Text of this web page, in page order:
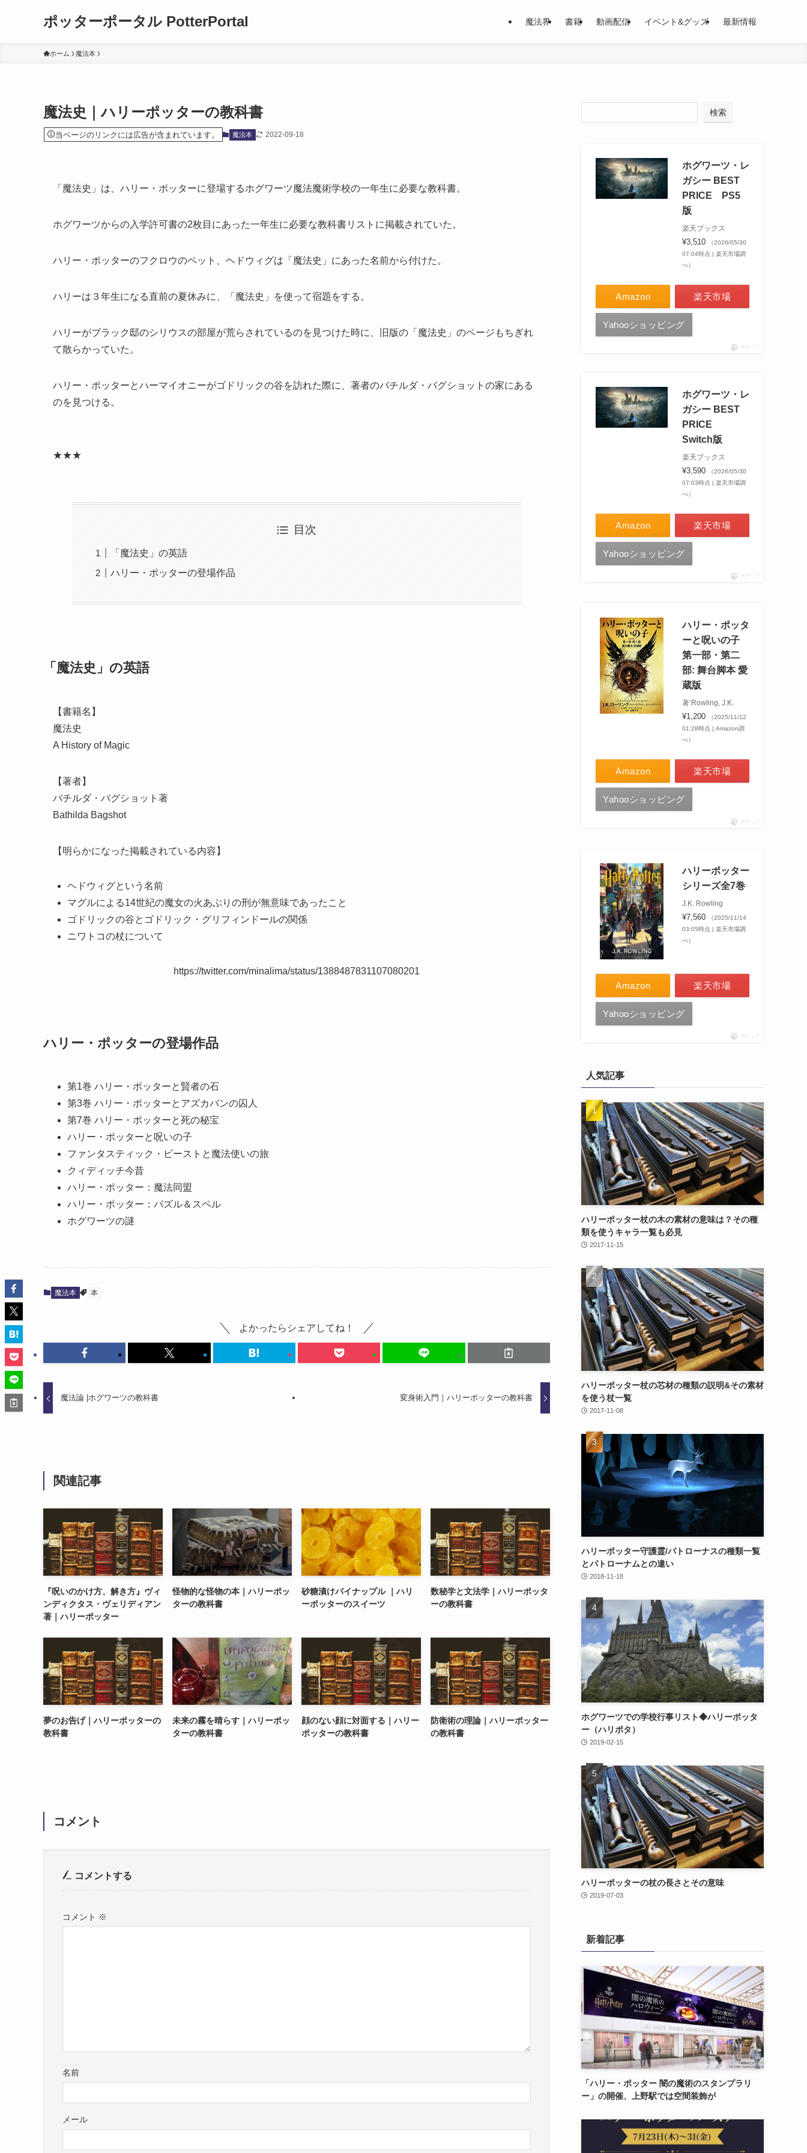
ポッターポータル PotterPortal 魔法界 書籍 動画配信 イベント&グッズ 最新情報
ホーム 魔法本
魔法史｜ハリーポッターの教科書
当ページのリンクには広告が含まれています。 魔法本 2022-09-18
「魔法史」は、ハリー・ポッターに登場するホグワーツ魔法魔術学校の一年生に必要な教科書。
ホグワーツからの入学許可書の2枚目にあった一年生に必要な教科書リストに掲載されていた。
ハリー・ポッターのフクロウのペット、ヘドウィグは「魔法史」にあった名前から付けた。
ハリーは３年生になる直前の夏休みに、「魔法史」を使って宿題をする。
ハリーがブラック邸のシリウスの部屋が荒らされているのを見つけた時に、旧版の「魔法史」のページもちぎれ
て散らかっていた。
ハリー・ポッターとハーマイオニーがゴドリックの谷を訪れた際に、著者のバチルダ・バグショットの家にある
のを見つける。
★★★
目次
「魔法史」の英語
ハリー・ポッターの登場作品
「魔法史」の英語
【書籍名】
魔法史
A History of Magic
【著者】
バチルダ・バグショット著
Bathilda Bagshot
【明らかになった掲載されている内容】
ヘドウィグという名前
マグルによる14世紀の魔女の火あぶりの刑が無意味であったこと
ゴドリックの谷とゴドリック・グリフィンドールの関係
ニワトコの杖について
https://twitter.com/minalima/status/1388487831107080201
ハリー・ポッターの登場作品
第1巻 ハリー・ポッターと賢者の石
第3巻 ハリー・ポッターとアズカバンの囚人
第7巻 ハリー・ポッターと死の秘宝
ハリー・ポッターと呪いの子
ファンタスティック・ビーストと魔法使いの旅
クィディッチ今昔
ハリー・ポッター：魔法同盟
ハリー・ポッター：パズル＆スペル
ホグワーツの謎
魔法本 本
よかったらシェアしてね！
魔法論 |ホグワーツの教科書 変身術入門｜ハリーポッターの教科書
関連記事
『呪いのかけ方、解き方』ヴィ
ンディクタス・ヴェリディアン
著｜ハリーポッター
怪物的な怪物の本｜ハリーポッ
ターの教科書
砂糖漬けパイナップル ｜ハリ
ーポッターのスイーツ
数秘学と文法学｜ハリーポッタ
ーの教科書
夢のお告げ｜ハリーポッターの
教科書
未来の霧を晴らす｜ハリーポッ
ターの教科書
顔のない顔に対面する｜ハリー
ポッターの教科書
防衛術の理論｜ハリーポッター
の教科書
コメント
コメントする
コメント ※
名前
メール
検索
ホグワーツ・レ
ガシー BEST
PRICE PS5
版
楽天ブックス
¥3,510
（2026/05/30
07:04時点 | 楽天市場調
べ）
Amazon 楽天市場
Yahooショッピング
ポチップ
ホグワーツ・レ
ガシー BEST
PRICE
Switch版
楽天ブックス
¥3,590
（2026/05/30
07:03時点 | 楽天市場調
べ）
Amazon 楽天市場
Yahooショッピング
ポチップ
ハリー・ポッタ
ーと呪いの子
第一部・第二
部: 舞台脚本 愛
蔵版
著:Rowling, J.K.
¥1,200
（2025/11/12
01:28時点 | Amazon調
べ）
Amazon 楽天市場
Yahooショッピング
ポチップ
ハリーポッター
シリーズ全7巻
J.K. Rowling
¥7,560
（2025/11/14
03:05時点 | 楽天市場調
べ）
Amazon 楽天市場
Yahooショッピング
ポチップ
人気記事
ハリーポッター杖の木の素材の意味は？その種
類を使うキャラ一覧も必見
2017-11-15
ハリーポッター杖の芯材の種類の説明&その素材
を使う杖一覧
2017-11-08
ハリーポッター守護霊/パトローナスの種類一覧
とパトローナムとの違い
2018-11-18
ホグワーツでの学校行事リスト◆ハリーポッタ
ー（ハリポタ）
2019-02-15
ハリーポッターの杖の長さとその意味
2019-07-03
新着記事
「ハリー・ポッター 闇の魔術のスタンプラリ
ー」の開催、上野駅では空間装飾が